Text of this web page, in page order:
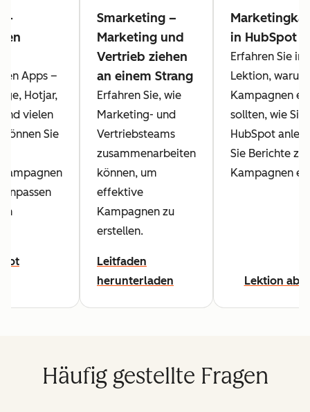
Apps –
Hotjar,
vielen
Sie
Smarketing –
Marketing und
Vertrieb ziehen
an einem Strang
Erfahren Sie, wie
Marketing- und
Vertriebsteams
zusammenarbeiten
können, um
effektive
Kampagnen zu
erstellen.
Leitfaden
herunterladen
in HubSpot
Erfahren Sie in
Lektion,
Kampagnen
sollten, wie Sie
HubSpot
Sie Berichte zu
Kampagnen
Lektion
Häufig gestellte Fragen